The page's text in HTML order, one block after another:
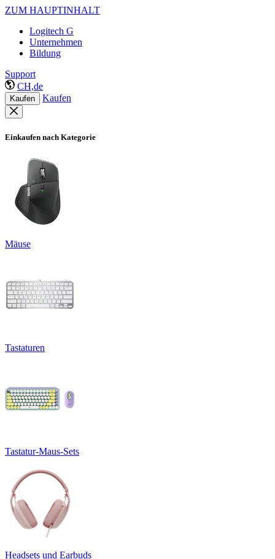
ZUM HAUPTINHALT
Logitech G
Unternehmen
Bildung
Support
CH,de
Kaufen Kaufen
Einkaufen nach Kategorie
Mäuse
Tastaturen
Tastatur-Maus-Sets
Headsets und Earbuds